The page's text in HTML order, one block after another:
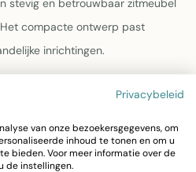
stevig en betrouwbaar zitmeubel
compacte ontwerp past
inrichtingen.
Volledig gemaakt van gerecycled
keuze voor het milieu
35 x 40 x 35 cm met zithoogte
kleine en grotere ruimtes
Zwarte afwerking geeft het
Privacybeleid
van onze bezoekersgegevens, om
inhoud te tonen en om u
bieden. Voor meer informatie over de
de instellingen.